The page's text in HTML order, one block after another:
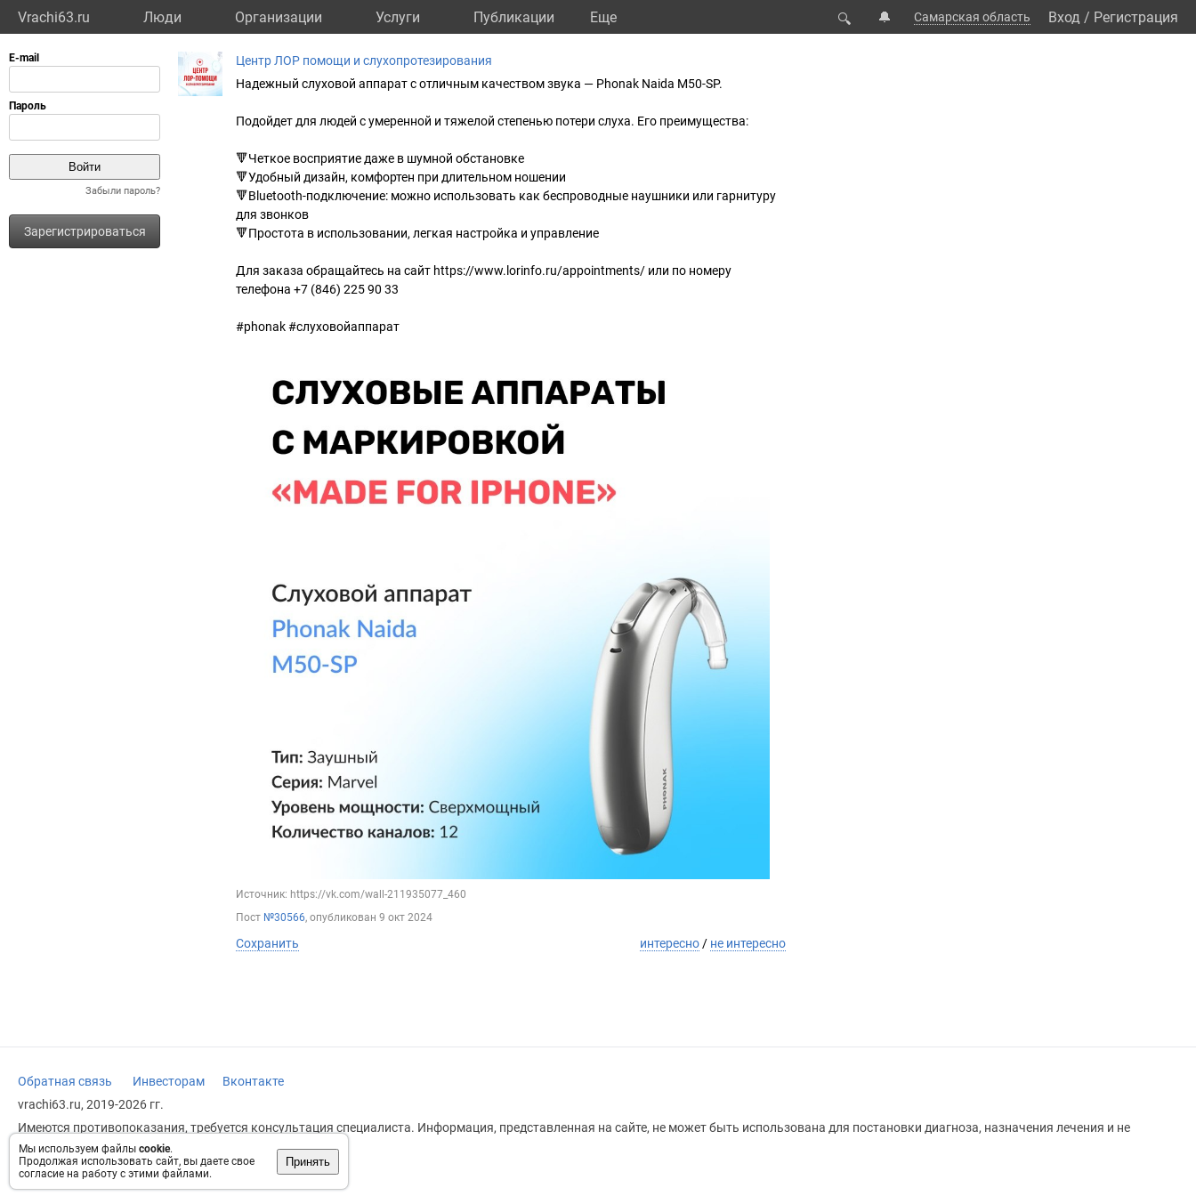
Vrachi63.ru Люди Организации Услуги Публикации Eще 🔍 🔔 Самарская область Вход / Регистрация
Забыли пароль?
Зарегистрироваться
Мы используем файлы cookie.
Продолжая использовать сайт, вы даете свое
согласие на работу с этими файлами.
Принять
Центр ЛОР помощи и слухопротезирования
Надежный слуховой аппарат с отличным качеством звука — Phonak Naida M50-SP.
Подойдет для людей с умеренной и тяжелой степенью потери слуха. Его преимущества:
🔻Четкое восприятие даже в шумной обстановке
🔻Удобный дизайн, комфортен при длительном ношении
🔻Bluetooth-подключение: можно использовать как беспроводные наушники или гарнитуру
для звонков
🔻Простота в использовании, легкая настройка и управление
Для заказа обращайтесь на сайт https://www.lorinfo.ru/appointments/ или по номеру
телефона +7 (846) 225 90 33
#phonak #слуховойаппарат
Источник: https://vk.com/wall-211935077_460
Пост №30566, опубликован 9 окт 2024
Сохранить интересно / не интересно
Обратная связь Инвесторам
Вконтакте
vrachi63.ru, 2019-2026 гг.
Имеются противопоказания, требуется консультация специалиста. Информация, представленная на сайте, не может быть использована для постановки диагноза, назначения лечения и не
заменяет прием врача.
Возрастное ограничение: 18+